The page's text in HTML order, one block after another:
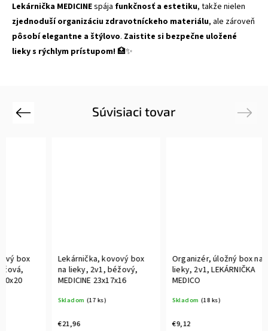
Lekárnička MEDICINEspája funkčnosť a estetiku, takže nielen
zjednoduší organizáciu zdravotníckeho materiálu, ale zároveň
pôsobí elegantne a štýlovo. Zaistite si bezpečne uložené
lieky s rýchlym prístupom!🏥✨
Súvisiaci tovar
Previous
Lekárnička, kovový box
na lieky, 2v1, béžový,
MEDICINE 23x17x16
Skladom (17 ks)
€21,96
Organizér, úložný box na
lieky, 2v1, LEKÁRNIČKA
MEDICO
Skladom (18 ks)
€9,12
Next